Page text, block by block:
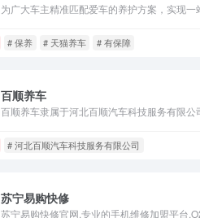
# 保养 # 天猫养车 # 有保障
百顺养车
# 河北百顺汽车科技服务有限公司
苏宁易购快修